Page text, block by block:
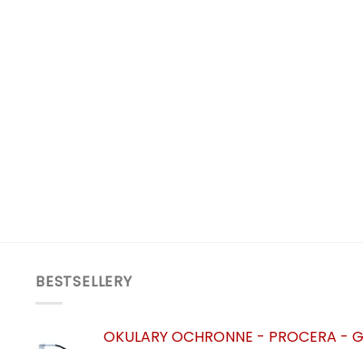
BESTSELLERY
OKULARY OCHRONNE - PROCERA -